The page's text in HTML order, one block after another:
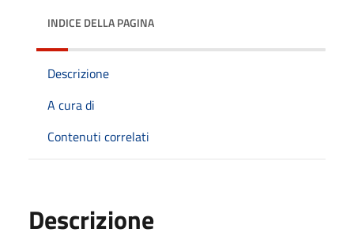
INDICE DELLA PAGINA
Descrizione
A cura di
Contenuti correlati
Descrizione